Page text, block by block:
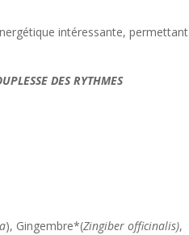
intéressante, permettant
DES RYTHMES
), Gingembre*(Zingiber officinalis),